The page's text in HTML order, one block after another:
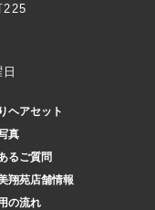
225
ヘアセット
真
るご質問
翔苑店舗情報
の流れ